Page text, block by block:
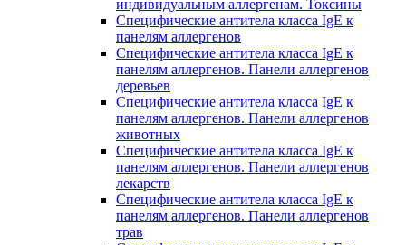
индивидуальным аллергенам. Токсины
Специфические антитела класса IgE к
панелям аллергенов
Специфические антитела класса IgE к
панелям аллергенов. Панели аллергенов
деревьев
Специфические антитела класса IgE к
панелям аллергенов. Панели аллергенов
животных
Специфические антитела класса IgE к
панелям аллергенов. Панели аллергенов
лекарств
Специфические антитела класса IgE к
панелям аллергенов. Панели аллергенов
трав